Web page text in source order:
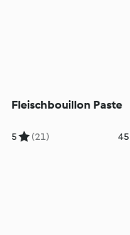
Fleischbouillon Paste
5 (21)